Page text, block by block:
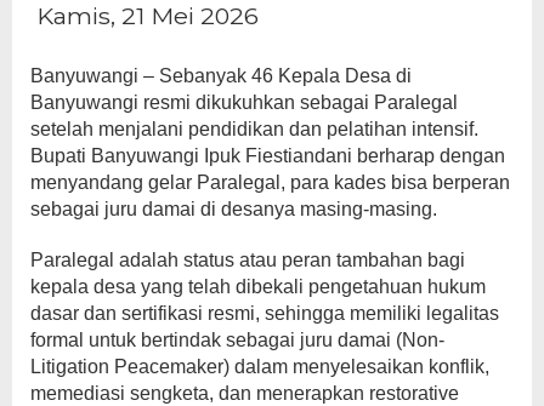
Kamis, 21 Mei 2026
Banyuwangi – Sebanyak 46 Kepala Desa di
Banyuwangi resmi dikukuhkan sebagai Paralegal
setelah menjalani pendidikan dan pelatihan intensif.
Bupati Banyuwangi Ipuk Fiestiandani berharap dengan
menyandang gelar Paralegal, para kades bisa berperan
sebagai juru damai di desanya masing-masing.
Paralegal adalah status atau peran tambahan bagi
kepala desa yang telah dibekali pengetahuan hukum
dasar dan sertifikasi resmi, sehingga memiliki legalitas
formal untuk bertindak sebagai juru damai (Non-
Litigation Peacemaker) dalam menyelesaikan konflik,
memediasi sengketa, dan menerapkan restorative